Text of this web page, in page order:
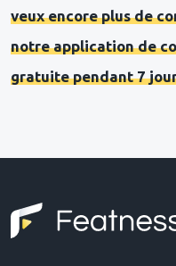
veux encore plus de
notre application de
gratuite pendant 7